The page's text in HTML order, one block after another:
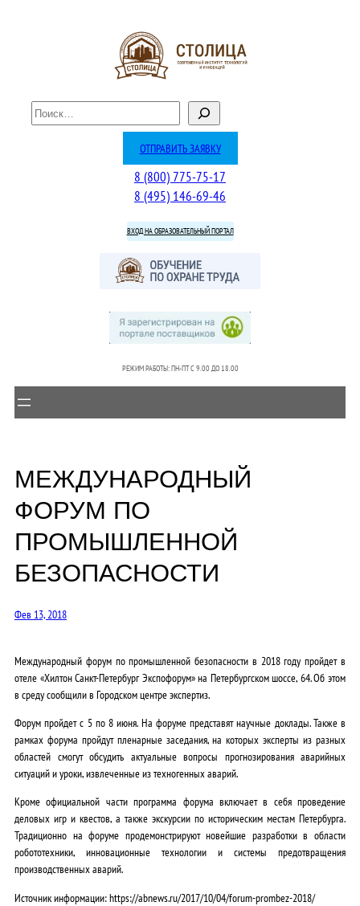
П
о
ОТПРАВИТЬ ЗАЯВКУ
8 (800) 775-75-17
8 (495) 146-69-46
ВХОД НА ОБРАЗОВАТЕЛЬНЫЙ ПОРТАЛ
РЕЖИМ РАБОТЫ: ПН-ПТ C 9.00 ДО 18.00
МЕЖДУНАРОДНЫЙ
ФОРУМ ПО
ПРОМЫШЛЕННОЙ
БЕЗОПАСНОСТИ
Фев 13, 2018
Международный форум по промышленной безопасности в 2018 году пройдет в
отеле «Хилтон Санкт-Петербург Экспофорум» на Петербургском шоссе, 64. Об этом
в среду сообщили в Городском центре экспертиз.
Форум пройдет с 5 по 8 июня. На форуме представят научные доклады. Также в
рамках форума пройдут пленарные заседания, на которых эксперты из разных
областей смогут обсудить актуальные вопросы прогнозирования аварийных
ситуаций и уроки, извлеченные из техногенных аварий.
Кроме официальной части программа форума включает в себя проведение
деловых игр и квестов, а также экскурсии по историческим местам Петербурга.
Традиционно на форуме продемонстрируют новейшие разработки в области
робототехники, инновационные технологии и системы предотвращения
производственных аварий.
Источник информации: https://abnews.ru/2017/10/04/forum-prombez-2018/